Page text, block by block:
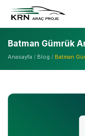
Batman Gümrük
Anasayfa / Blog / Batman